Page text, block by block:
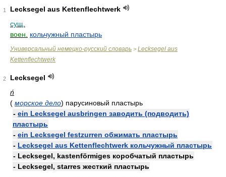
1
Lecksegel aus Kettenflechtwerk
сущ.
воен.
кольчужный пластырь
Универсальный немецко-русский словарь > Lecksegel aus
Kettenflechtwerk
2
Lecksegel
ń
( морское дело) парусиновый пластырь
- ein Lecksegel ausbringen заводить (подводить)
пластырь
- ein Lecksegel festzurren обжимать пластырь
- Lecksegel aus Kettenflechtwerk кольчужный пластырь
- Lecksegel, kastenförmiges коробчатый пластырь
- Lecksegel, starres жесткий пластырь